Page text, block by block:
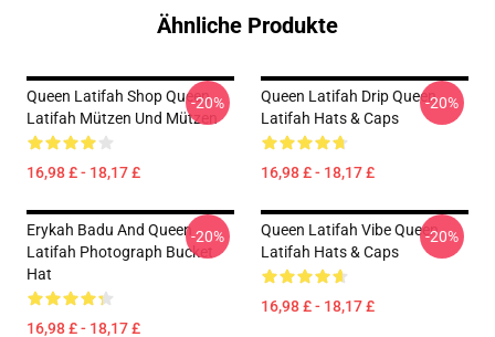
Ähnliche Produkte
Queen Latifah Shop Queen
Latifah Mützen Und Mützen
16,98 £ - 18,17 £
-20%
Queen Latifah Drip Queen
Latifah Hats & Caps
16,98 £ - 18,17 £
-20%
Erykah Badu And Queen
Latifah Photograph Bucket
Hat
16,98 £ - 18,17 £
-20%
Queen Latifah Vibe Queen
Latifah Hats & Caps
16,98 £ - 18,17 £
-20%